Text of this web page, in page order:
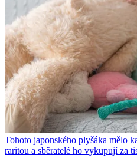
Tohoto japonského plyšáka mělo
raritou a sběratelé ho vykupují za